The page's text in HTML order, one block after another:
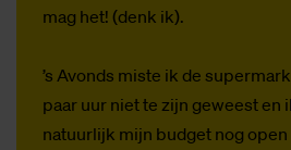
mag het! (denk ik).
’s Avonds miste ik de
paar uur niet te zijn geweest en
natuurlijk mijn budget nog open